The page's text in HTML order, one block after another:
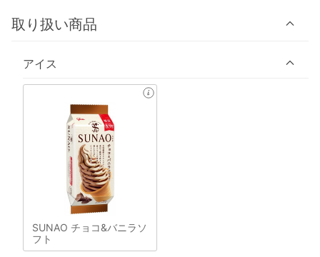
取り扱い商品
アイス
SUNAO チョコ&バニラソ
フト